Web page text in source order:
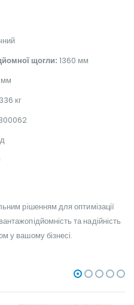
щогли: 1360 мм
336 кг
рішенням для оптимізації
та надійність
у вашому бізнесі.